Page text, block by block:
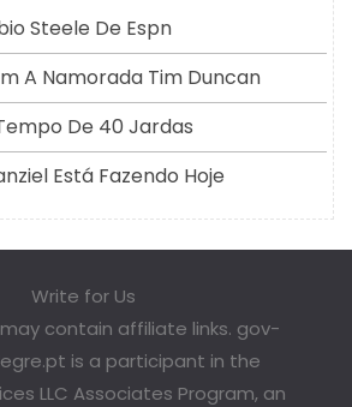
Steele De Espn
A Namorada Tim Duncan
De 40 Jardas
Está Fazendo Hoje
Write for Us
contain affiliate links. gov-
is a participant in the
LLC Associates Program, an